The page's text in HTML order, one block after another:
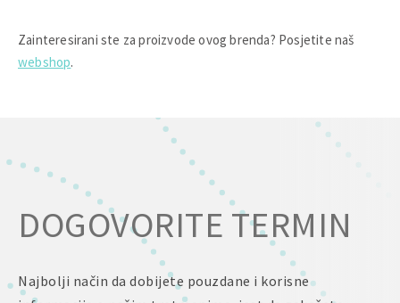
Zainteresirani ste za proizvode ovog brenda? Posjetite naš
webshop.
DOGOVORITE TERMIN
Najbolji način da dobijete pouzdane i korisne